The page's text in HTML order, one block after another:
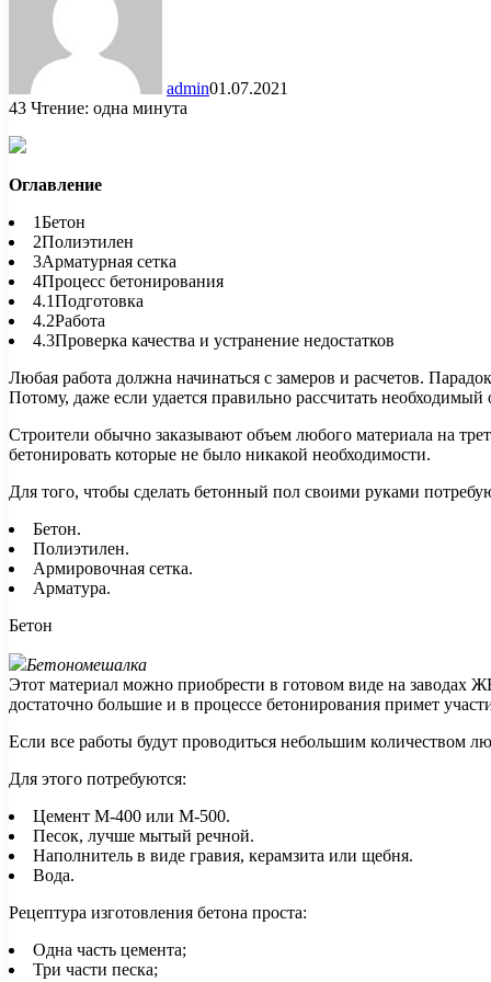
admin01.07.2021
43 Чтение: одна минута
Оглавление
1Бетон
2Полиэтилен
3Арматурная сетка
4Процесс бетонирования
4.1Подготовка
4.2Работа
4.3Проверка качества и устранение недостатков
Любая работа должна начинаться с замеров и расчетов.
Потому, даже если удается правильно рассчитать
Строители обычно заказывают объем любого материала на
бетонировать которые не было никакой необходимости.
Для того, чтобы сделать бетонный пол своими руками
Бетон.
Полиэтилен.
Армировочная сетка.
Арматура.
Бетон
Бетономешалка
Этот материал можно приобрести в готовом виде на заводах
достаточно большие и в процессе бетонирования примет
Если все работы будут проводиться небольшим количеством
Для этого потребуются:
Цемент М-400 или М-500.
Песок, лучше мытый речной.
Наполнитель в виде гравия, керамзита или щебня.
Вода.
Рецептура изготовления бетона проста:
Одна часть цемента;
Три части песка;